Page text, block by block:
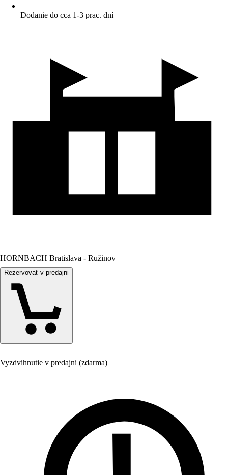
Dodanie do cca 1-3 prac. dní
HORNBACH Bratislava - Ružinov
Rezervovať v predajni
Vyzdvihnutie v predajni (zdarma)